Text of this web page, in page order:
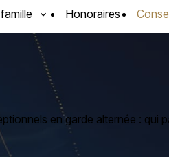
Honoraires
en garde alternée : qui